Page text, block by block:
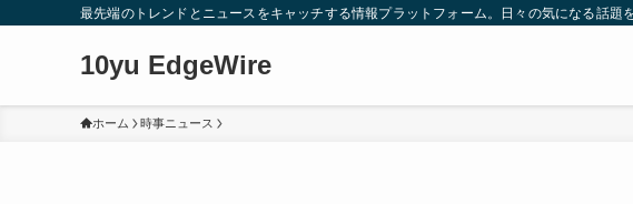
最先端のトレンドとニュースをキャッチする情報プラットフォーム。日々の気になる話題
10yu EdgeWire
ホーム 時事ニュース